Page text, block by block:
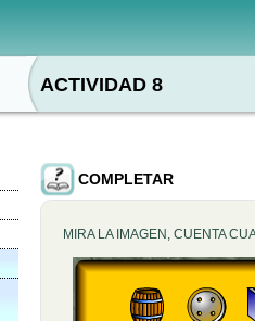
ACTIVIDAD 8
COMPLETAR
MIRA LA IMAGEN, CUENTA